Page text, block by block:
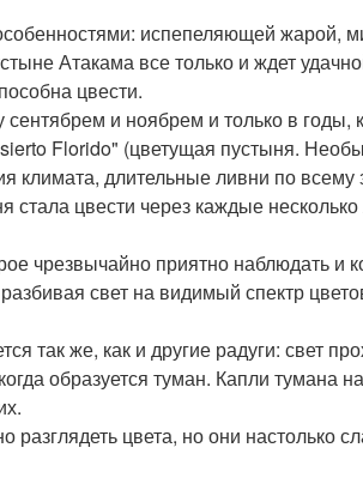
испепеляющей жарой,
Атакама все только и ждет
цвести.
и ноябрем и только в годы,
Florido" (цветущая пустыня.
климата, длительные ливни по
стала цвести через каждые несколько
чрезвычайно приятно наблюдать и
свет на видимый спектр
так же, как и другие радуги: свет
образуется туман. Капли тумана
разглядеть цвета, но они настолько